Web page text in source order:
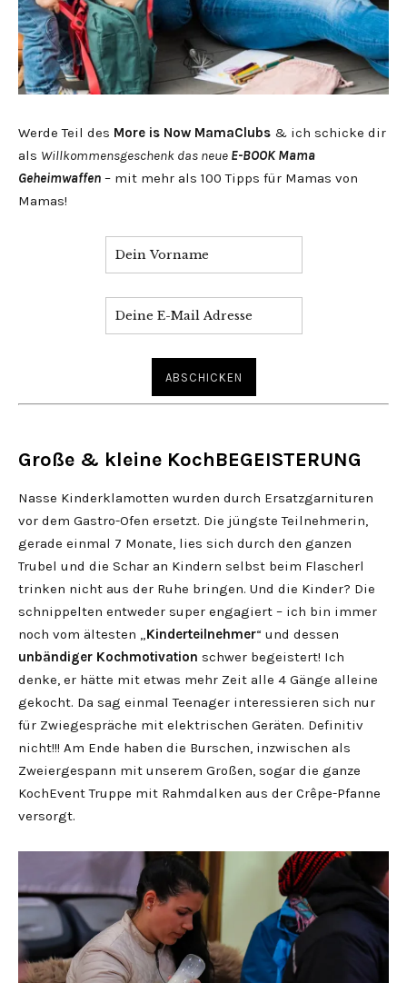
Werde Teil des More is Now MamaClubs & ich schicke dir
als Willkommensgeschenk das neue E-BOOK Mama
Geheimwaffen – mit mehr als 100 Tipps für Mamas von
Mamas!
Große & kleine KochBEGEISTERUNG
Nasse Kinderklamotten wurden durch Ersatzgarnituren
vor dem Gastro-Ofen ersetzt. Die jüngste Teilnehmerin,
gerade einmal 7 Monate, lies sich durch den ganzen
Trubel und die Schar an Kindern selbst beim Flascherl
trinken nicht aus der Ruhe bringen. Und die Kinder? Die
schnippelten entweder super engagiert – ich bin immer
noch vom ältesten „Kinderteilnehmer“ und dessen
unbändiger Kochmotivation schwer begeistert! Ich
denke, er hätte mit etwas mehr Zeit alle 4 Gänge alleine
gekocht. Da sag einmal Teenager interessieren sich nur
für Zwiegespräche mit elektrischen Geräten. Definitiv
nicht!!! Am Ende haben die Burschen, inzwischen als
Zweiergespann mit unserem Großen, sogar die ganze
KochEvent Truppe mit Rahmdalken aus der Crêpe-Pfanne
versorgt.